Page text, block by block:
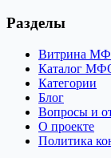
Разделы
Витрина
Каталог
Категории
Блог
Вопросы и
О проекте
Политика